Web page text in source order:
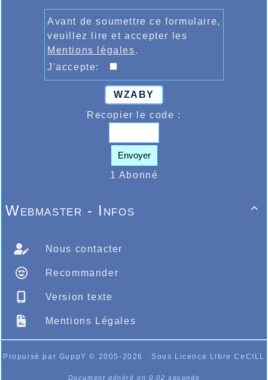
Avant de soumettre ce formulaire,
veuillez lire et accepter les
Mentions légales.
J'accepte:
WZABY
Recopier le code :
Envoyer
1 Abonné

Webmaster - Infos
Nous contacter
Recommander
Version texte
Mentions Légales
Propulsé par GuppY© 2005-2026 Sous Licence Libre CeCILL
Document généré en 0.02 seconde